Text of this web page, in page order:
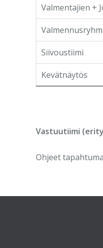
Valmentajien +
Siivoustiimi
Kevätnäytös
Vastuutiimi
Ohjeet